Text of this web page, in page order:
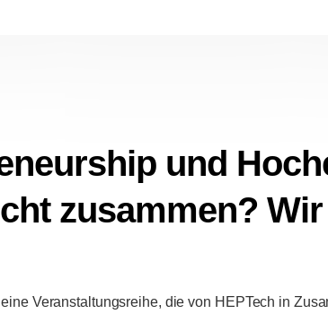
und
zusammen?
Veranstaltungsreihe, die von HEPTech in